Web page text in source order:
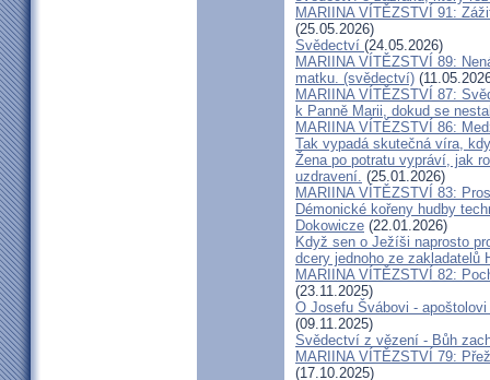
MARIINA VÍTĚZSTVÍ 91:
(25.05.2026)
Svědectví (24.05.2026)
MARIINA VÍTĚZSTVÍ 89:
matku. (svědectví)
MARIINA VÍTĚZSTVÍ 87:
k Panně Marii, dokud se
MARIINA VÍTĚZSTVÍ 86:
Tak vypadá skutečná víra,
Žena po potratu vypráví, jak
uzdravení. (25.01.2026)
MARIINA VÍTĚZSTVÍ 83:
Démonické kořeny hudby
Dokowicze (22.01.2026)
Když sen o Ježíši naprosto
dcery jednoho ze zakladatelů
MARIINA VÍTĚZSTVÍ 82:
(23.11.2025)
O Josefu Švábovi -
(09.11.2025)
Svědectví z vězení - Bůh
MARIINA VÍTĚZSTVÍ 79:
(17.10.2025)